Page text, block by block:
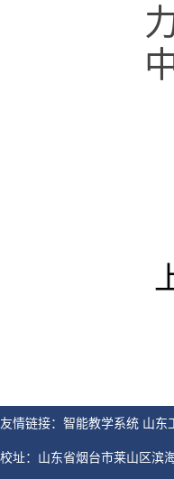
友情链接：智能教学系统 山
校址：山东省烟台市莱山区滨